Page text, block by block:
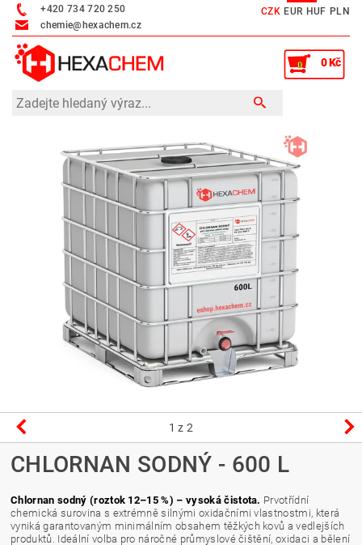
+420 734 720 250
chemie@hexachem.cz
CZK EUR HUF PLN
0 0 Kč
1 z 2
CHLORNAN SODNÝ - 600 L
Chlornan sodný (roztok 12–15 %) – vysoká čistota. Prvotřídní
chemická surovina s extrémně silnými oxidačními vlastnostmi, která
vyniká garantovaným minimálním obsahem těžkých kovů a vedlejších
produktů. Ideální volba pro náročné průmyslové čištění, oxidaci a bělení